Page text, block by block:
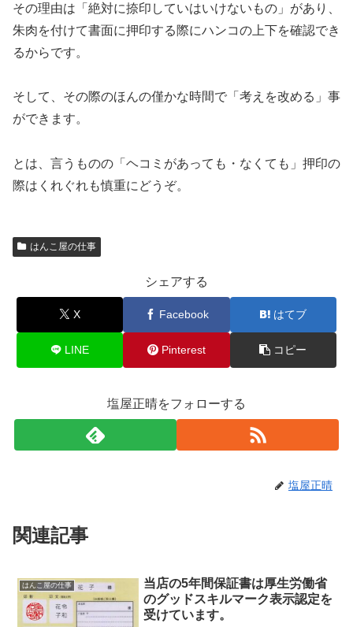
その理由は「絶対に捺印していはいけないもの」があり、
朱肉を付けて書面に押印する際にハンコの上下を確認でき
るからです。
そして、その際のほんの僅かな時間で「考えを改める」事
ができます。
とは、言うものの「ヘコミがあっても・なくても」押印の
際はくれぐれも慎重にどうぞ。
はんこ屋の仕事
シェアする
X Facebook はてブ
LINE Pinterest コピー
塩屋正晴をフォローする
塩屋正晴
関連記事
はんこ屋の仕事
当店の5年間保証書は厚生労働省
のグッドスキルマーク表示認定を
受けています。